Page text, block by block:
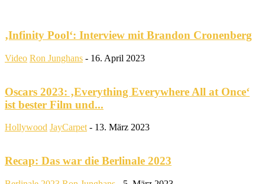
‚Infinity Pool‘: Interview mit Brandon Cronenberg
Video Ron Junghans - 16. April 2023
Oscars 2023: ‚Everything Everywhere All at Once‘
ist bester Film und...
Hollywood JayCarpet - 13. März 2023
Recap: Das war die Berlinale 2023